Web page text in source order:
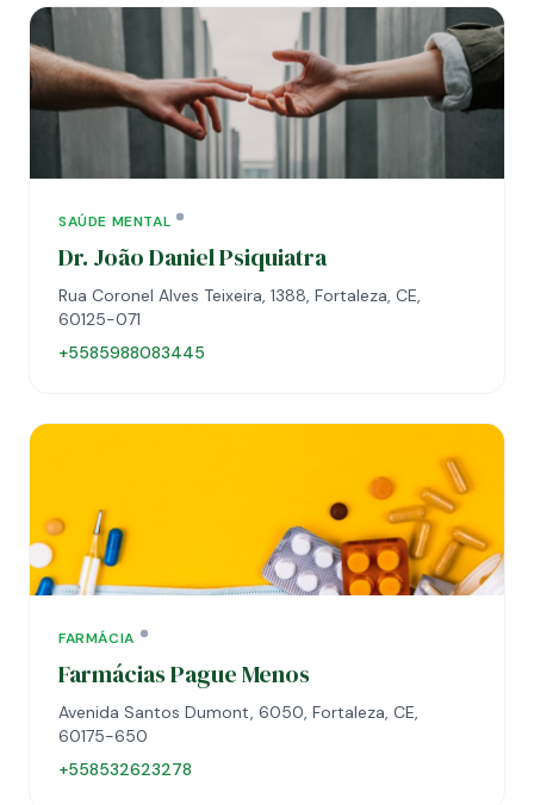
SAÚDE MENTAL
Dr. João Daniel Psiquiatra
Rua Coronel Alves Teixeira, 1388, Fortaleza, CE,
60125-071
+5585988083445
FARMÁCIA
Farmácias Pague Menos
Avenida Santos Dumont, 6050, Fortaleza, CE,
60175-650
+558532623278